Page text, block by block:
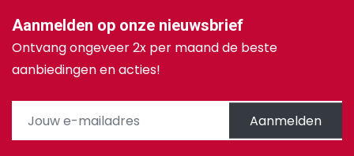
Aanmelden op onze nieuwsbrief
Ontvang ongeveer 2x per maand de beste
aanbiedingen en acties!
Aanmelden